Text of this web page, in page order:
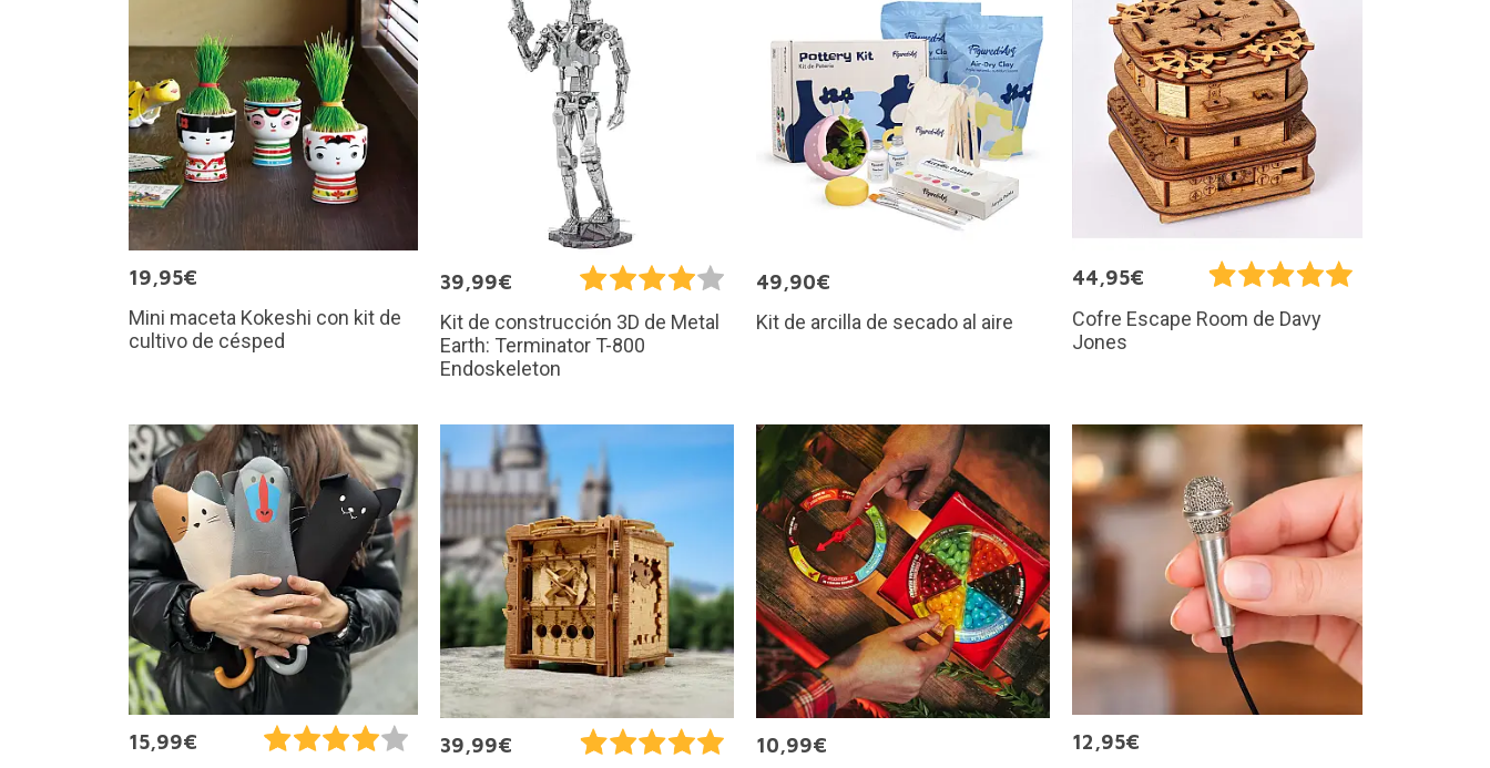
19,95€
Mini maceta Kokeshi con kit de
cultivo de césped
39,99€
Kit de construcción 3D de Metal
Earth: Terminator T-800
Endoskeleton
49,90€
Kit de arcilla de secado al aire
44,95€
Cofre Escape Room de Davy
Jones
15,99€
39,99€
10,99€
12,95€